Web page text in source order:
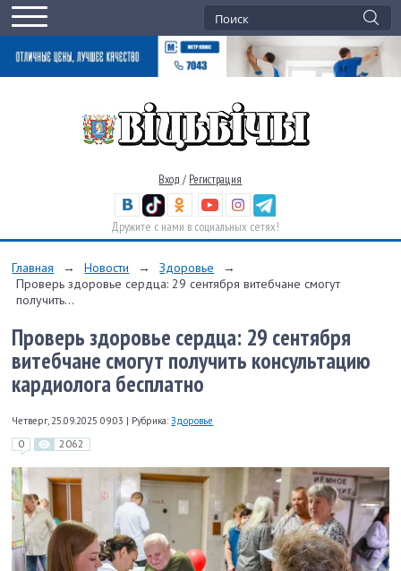
Вход / Регистрация
Дружите с нами в социальных сетях!
Главная → Новости → Здоровье
→
Проверь здоровье сердца: 29 сентября витебчане смогут
получить...
Проверь здоровье сердца: 29 сентября
витебчане смогут получить консультацию
кардиолога бесплатно
Четверг, 25.09.2025 09:03 | Рубрика: Здоровье
0 2062